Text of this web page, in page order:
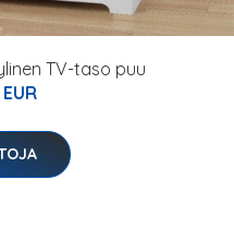
TV-taso puu